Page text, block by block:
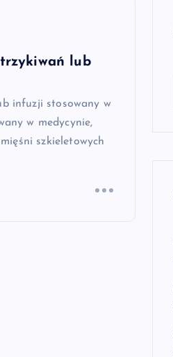
lub
infuzji stosowany w
w medycynie,
szkieletowych